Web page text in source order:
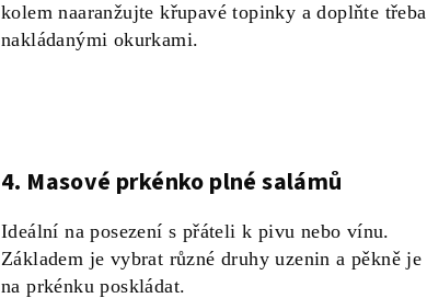
kolem naaranžujte křupavé topinky a doplňte třeba
nakládanými okurkami.
4. Masové prkénko plné salámů
Ideální na posezení s přáteli k pivu nebo vínu.
Základem je vybrat různé druhy uzenin a pěkně je
na prkénku poskládat.